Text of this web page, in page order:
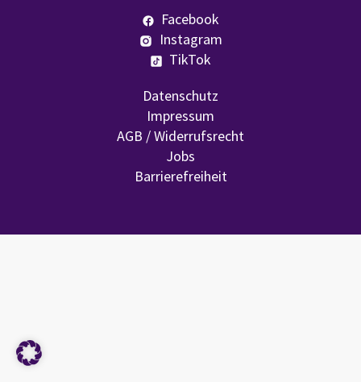
Facebook
Instagram
TikTok
Datenschutz
Impressum
AGB / Widerrufsrecht
Jobs
Barrierefreiheit